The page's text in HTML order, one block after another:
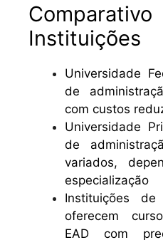
Instituições
Universidade
de
com custos
Universidade
de
variados,
especialização
Instituições
oferecem
EAD com